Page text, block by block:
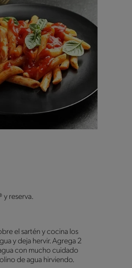
y reserva.
el sartén y cocina los
y deja hervir. Agrega 2
con mucho cuidado
de agua hirviendo.